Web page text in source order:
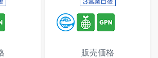
販売価格